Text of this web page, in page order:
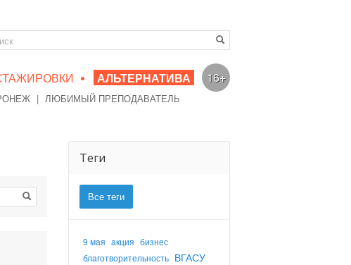
• АЛЬТЕРНАТИВА
| ЛЮБИМЫЙ ПРЕПОДАВАТЕЛЬ
16+
Теги
Все теги
9 мая акция бизнес
благотворительность ВГАСУ